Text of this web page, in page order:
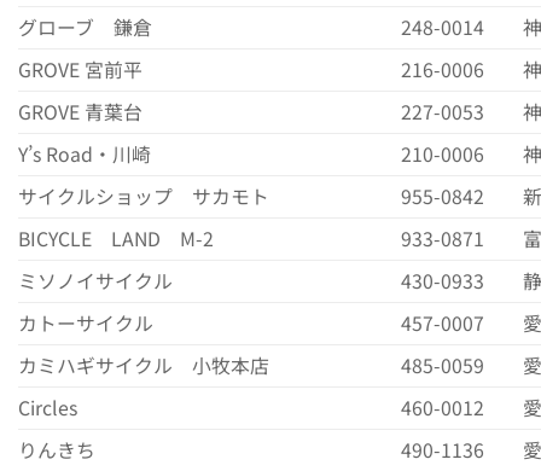
グローブ 鎌倉
248-0014
GROVE 宮前平
216-0006
GROVE 青葉台
227-0053
Y’s Road・川崎
210-0006
サイクルショップ サカモト
955-0842
BICYCLE LAND M-2
933-0871
ミソノイサイクル
430-0933
カトーサイクル
457-0007
カミハギサイクル 小牧本店
485-0059
Circles
460-0012
りんきち
490-1136